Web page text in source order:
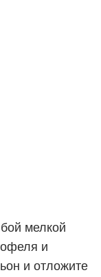
мелкой
и
и отложите